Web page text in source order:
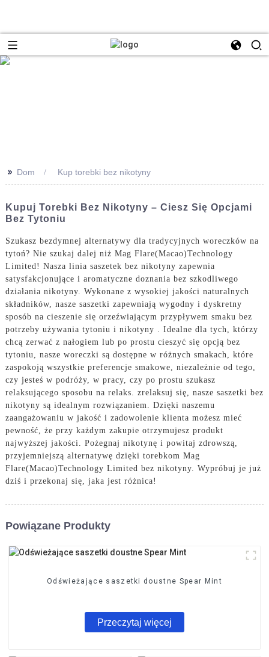
>> Dom Kup torebki bez nikotyny
Kupuj Torebki Bez Nikotyny – Ciesz Się Opcjami
Bez Tytoniu
Szukasz bezdymnej alternatywy dla tradycyjnych woreczków na
tytoń? Nie szukaj dalej niż Mag Flare(Macao)Technology
Limited! Nasza linia saszetek bez nikotyny zapewnia
satysfakcjonujące i aromatyczne doznania bez szkodliwego
działania nikotyny. Wykonane z wysokiej jakości naturalnych
składników, nasze saszetki zapewniają wygodny i dyskretny
sposób na cieszenie się orzeźwiającym przypływem smaku bez
potrzeby używania tytoniu i nikotyny . Idealne dla tych, którzy
chcą zerwać z nałogiem lub po prostu cieszyć się opcją bez
tytoniu, nasze woreczki są dostępne w różnych smakach, które
zaspokoją wszystkie preferencje smakowe, niezależnie od tego,
czy jesteś w podróży, w pracy, czy po prostu szukasz
relaksującego sposobu na relaks. zrelaksuj się, nasze saszetki bez
nikotyny są idealnym rozwiązaniem. Dzięki naszemu
zaangażowaniu w jakość i zadowolenie klienta możesz mieć
pewność, że przy każdym zakupie otrzymujesz produkt
najwyższej jakości. Pożegnaj nikotynę i powitaj zdrowszą,
przyjemniejszą alternatywę dzięki torebkom Mag
Flare(Macao)Technology Limited bez nikotyny. Wypróbuj je już
dziś i przekonaj się, jaka jest różnica!
Powiązane Produkty
Odświeżające saszetki doustne Spear Mint
Przeczytaj więcej